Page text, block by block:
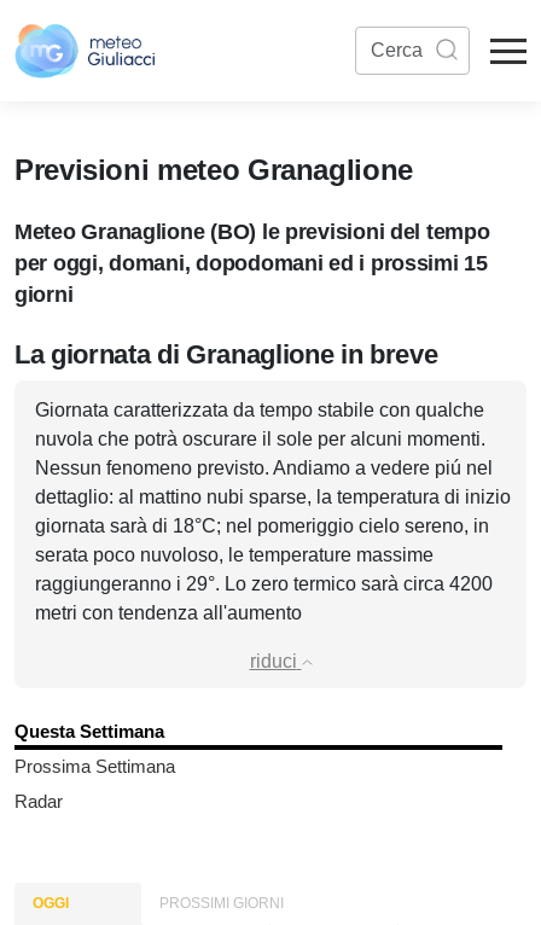
Previsioni meteo Granaglione
Meteo Granaglione (BO) le previsioni del tempo
per oggi, domani, dopodomani ed i prossimi 15
giorni
La giornata di Granaglione in breve
Giornata caratterizzata da tempo stabile con qualche
nuvola che potrà oscurare il sole per alcuni momenti.
Nessun fenomeno previsto. Andiamo a vedere piú nel
dettaglio: al mattino nubi sparse, la temperatura di inizio
giornata sarà di 18°C; nel pomeriggio cielo sereno, in
serata poco nuvoloso, le temperature massime
raggiungeranno i 29°. Lo zero termico sarà circa 4200
metri con tendenza all'aumento
riduci
Questa Settimana
Prossima Settimana
Radar
OGGI PROSSIMI GIORNI